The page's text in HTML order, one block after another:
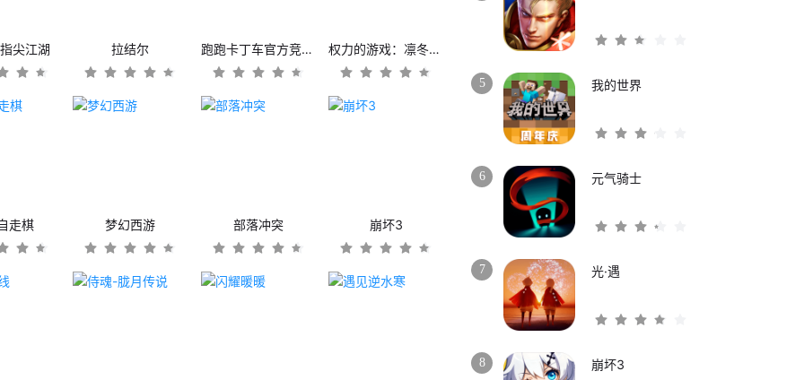
尖江湖 拉结尔 跑跑卡丁车官方竞速版 权力的游戏：凛冬将至
走棋 梦幻西游 部落冲突 崩坏3
5 我的世界
6 元气骑士
7 光·遇
8
崩坏3